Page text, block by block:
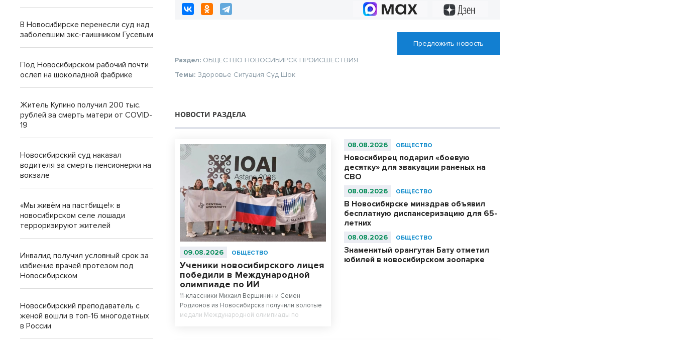
Предложить новость
Раздел: ОБЩЕСТВО НОВОСИБИРСК ПРОИСШЕСТВИЯ
Темы: Здоровье Ситуация Суд Шок
НОВОСТИ РАЗДЕЛА
09.08.2026 ОБЩЕСТВО
Ученики новосибирского лицея
победили в Международной
олимпиаде по ИИ
11-классники Михаил Вершинин и Семен
Родионов из Новосибирска получили золотые
медали Международной олимпиады по
08.08.2026 ОБЩЕСТВО
Новосибирец подарил «боевую
десятку» для эвакуации раненых на
СВО
08.08.2026 ОБЩЕСТВО
В Новосибирске минздрав объявил
бесплатную диспансеризацию для 65-
летних
08.08.2026 ОБЩЕСТВО
Знаменитый орангутан Бату отметил
юбилей в новосибирском зоопарке
В Новосибирске перенесли суд над
заболевшим экс-гаишником Гусевым
Под Новосибирском рабочий почти
ослеп на шоколадной фабрике
Житель Купино получил 200 тыс.
рублей за смерть матери от COVID-
19
Новосибирский суд наказал
водителя за смерть пенсионерки на
вокзале
«Мы живём на пастбище!»: в
новосибирском селе лошади
терроризируют жителей
Инвалид получил условный срок за
избиение врачей протезом под
Новосибирском
Новосибирский преподаватель с
женой вошли в топ-16 многодетных
в России